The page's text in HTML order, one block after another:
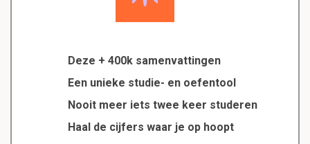
Deze + 400k samenvattingen
Een unieke studie- en oefentool
Nooit meer iets twee keer studeren
Haal de cijfers waar je op hoopt